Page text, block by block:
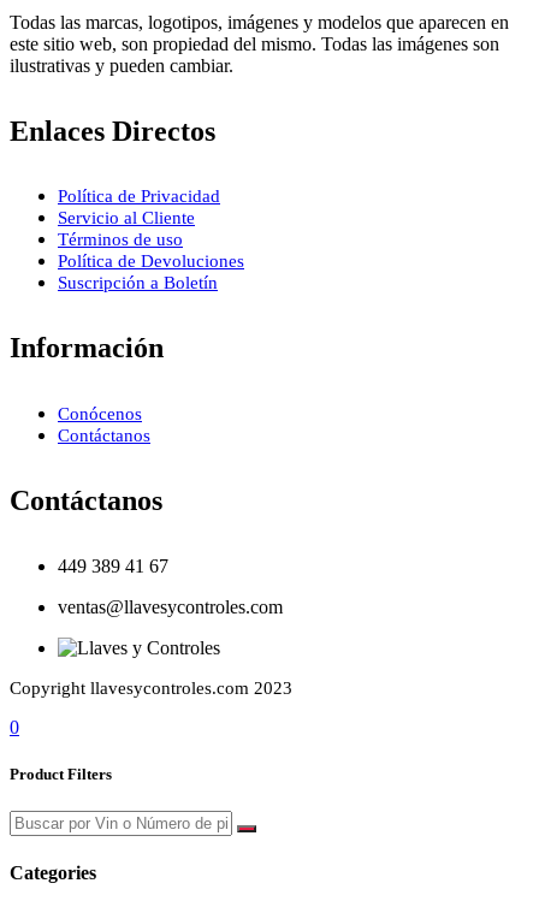
Todas las marcas, logotipos, imágenes y modelos que aparecen en
este sitio web, son propiedad del mismo. Todas las imágenes son
ilustrativas y pueden cambiar.
Enlaces Directos
Política de Privacidad
Servicio al Cliente
Términos de uso
Política de Devoluciones
Suscripción a Boletín
Información
Conócenos
Contáctanos
Contáctanos
449 389 41 67
ventas@llavesycontroles.com
Copyright llavesycontroles.com 2023
0
Product Filters
Categories